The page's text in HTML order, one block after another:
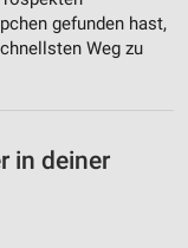
gefunden hast,
Weg zu
in deiner